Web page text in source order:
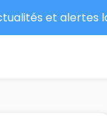
et alertes